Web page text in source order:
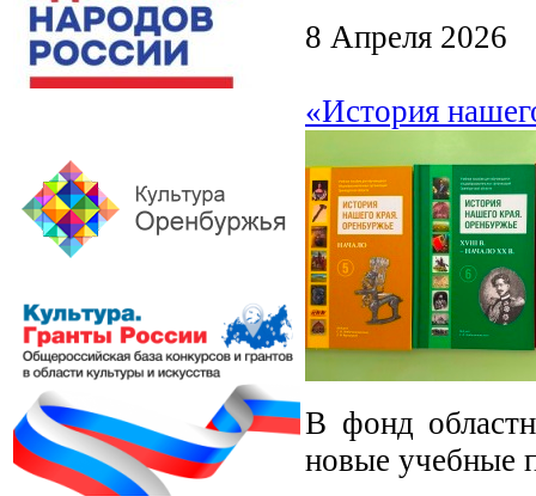
8 Апреля 2026
«История
В фонд
новые учебные